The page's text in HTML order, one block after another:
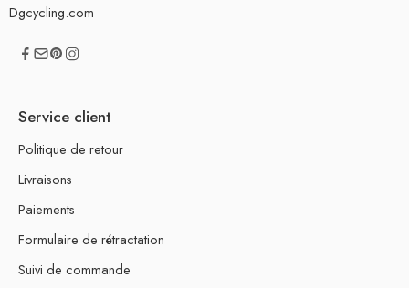
Dgcycling.com
Service client
Politique de retour
Livraisons
Paiements
Formulaire de rétractation
Suivi de commande